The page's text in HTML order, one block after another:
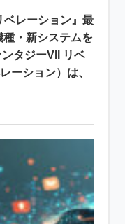
ベレーション』最
・新システムを
タジーVII リベ
ーション）は、